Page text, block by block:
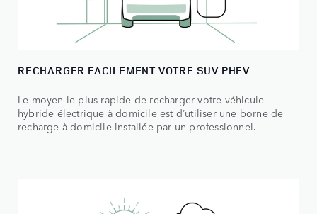
RECHARGER FACILEMENT VOTRE SUV PHEV
Le moyen le plus rapide de recharger votre véhicule
hybride électrique à domicile est d’utiliser une borne de
recharge à domicile installée par un professionnel.